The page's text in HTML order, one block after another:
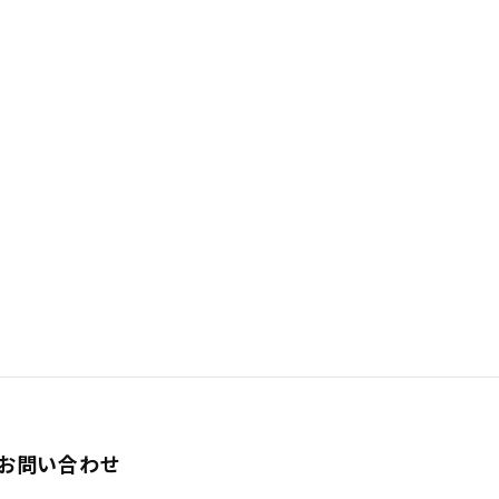
問い合わせ